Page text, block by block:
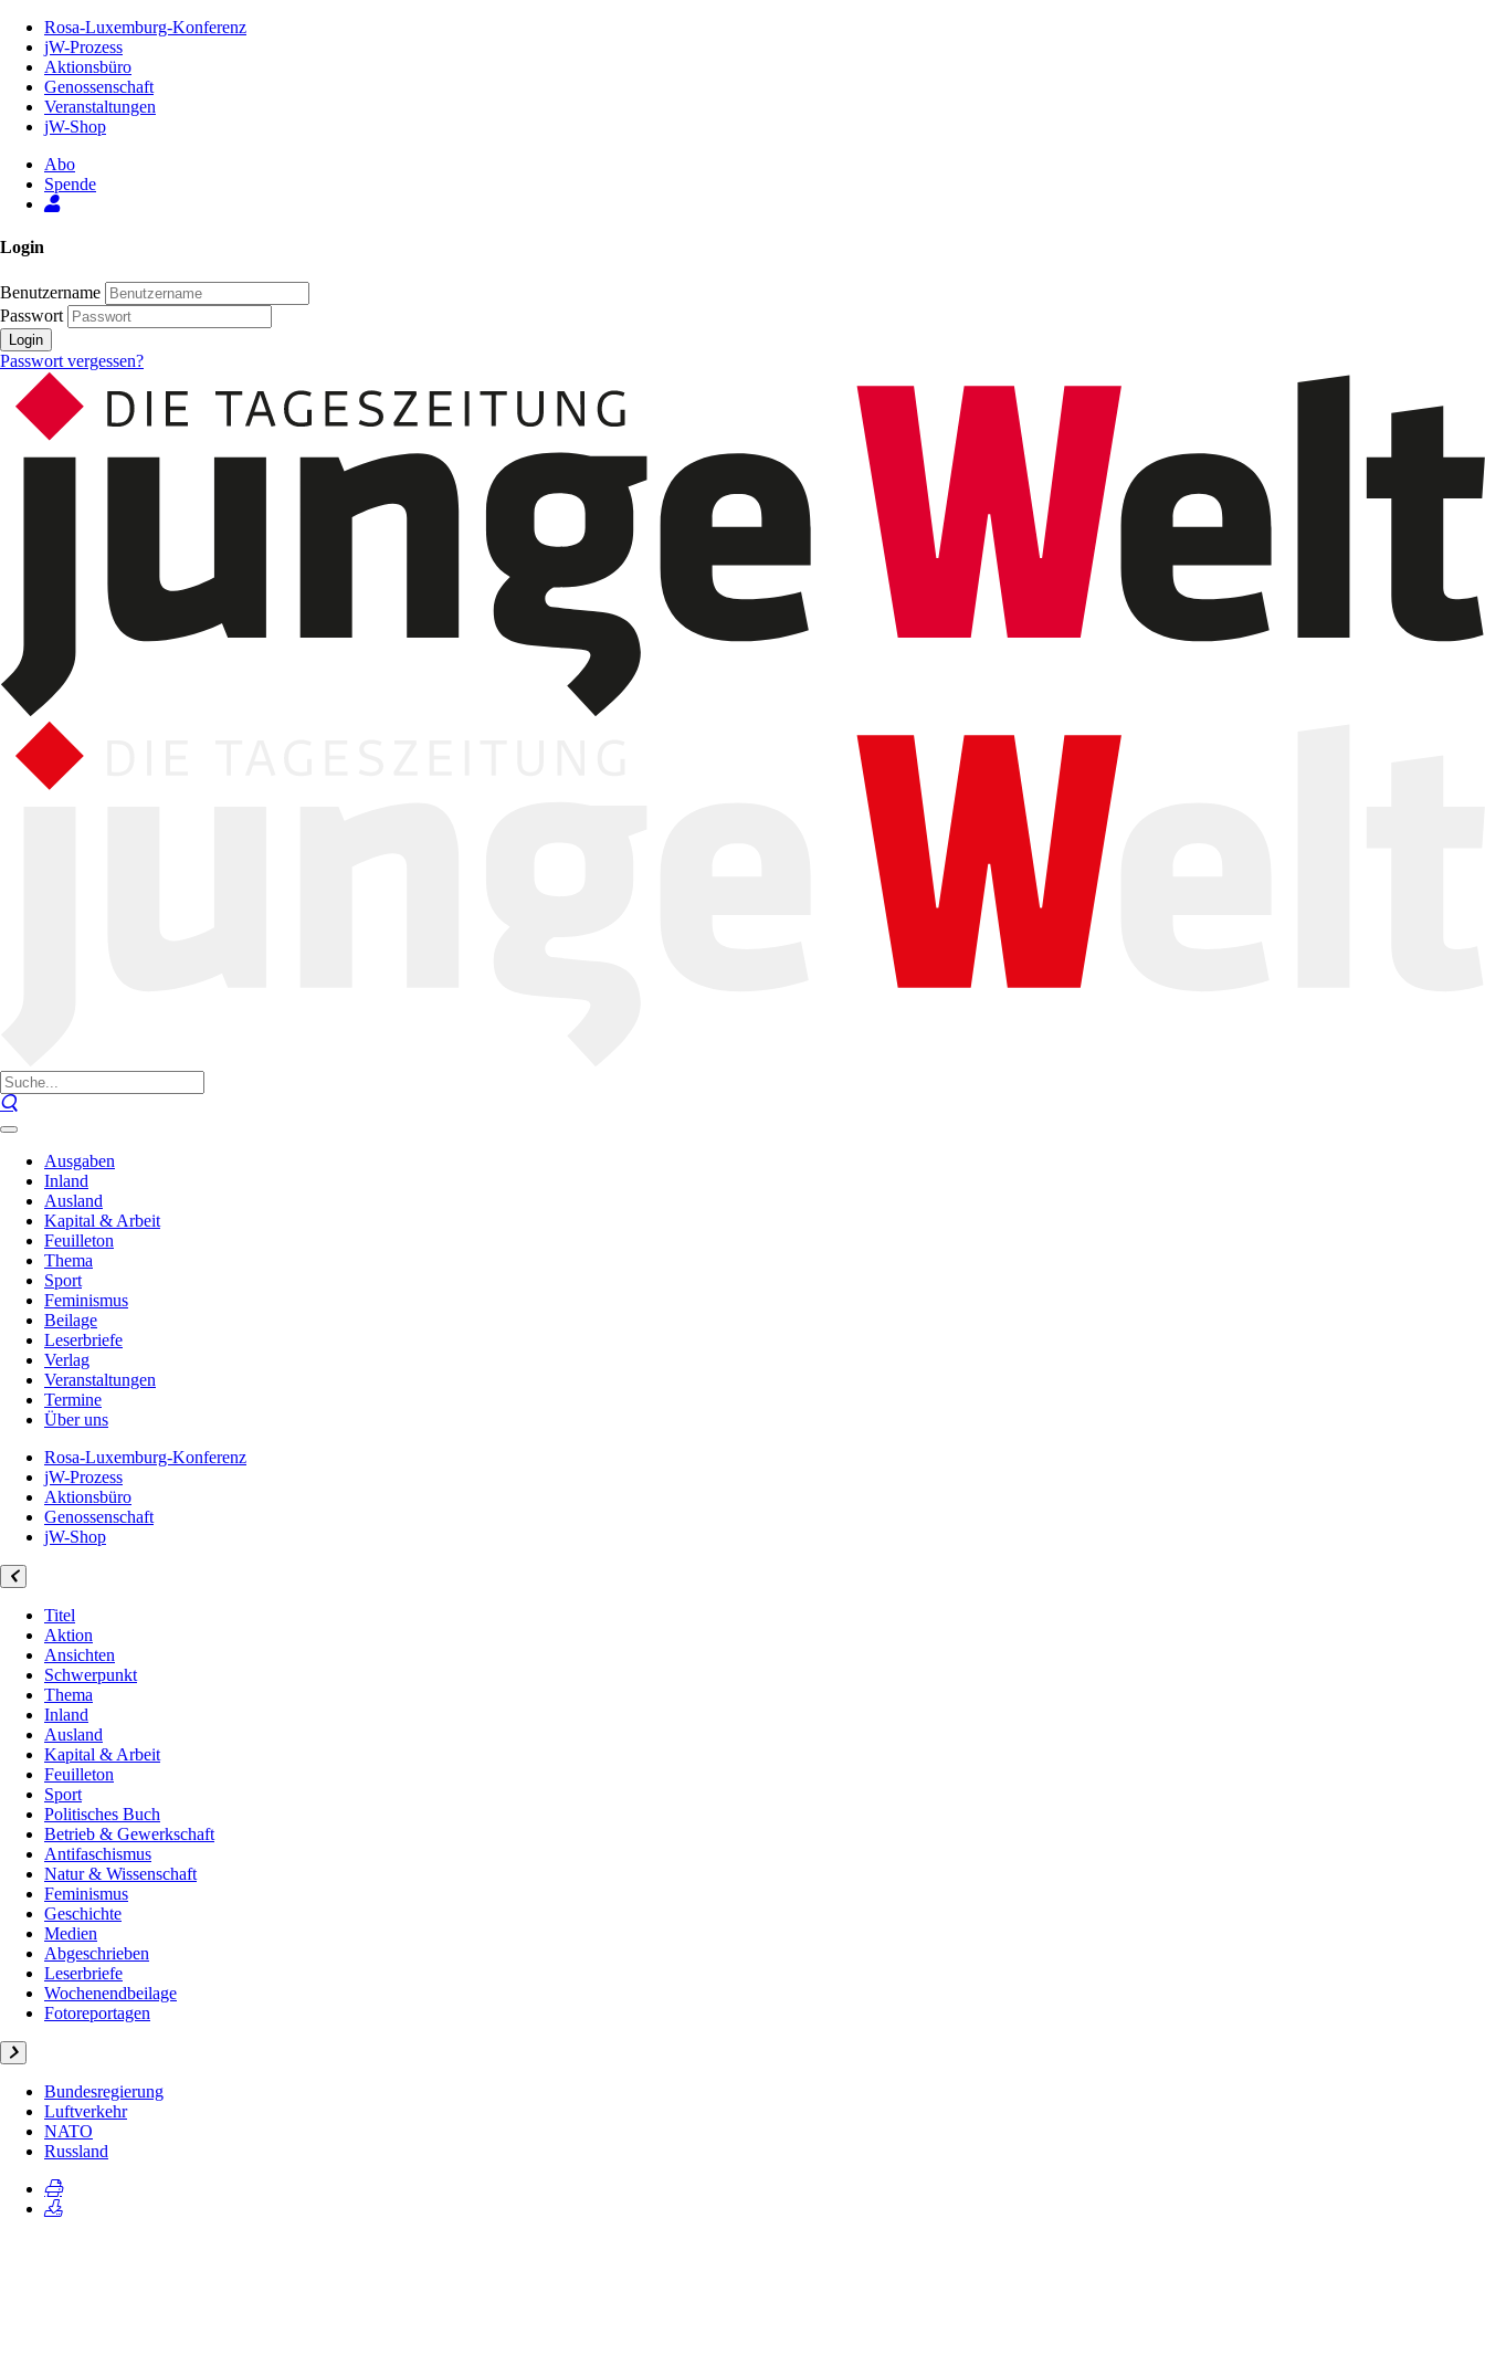
Inhalt
Seite
Rosa-Luxemburg-Konferenz
jW-Prozess
Aktionsbüro
Genossenschaft
Veranstaltungen
jW-Shop
Abo
Spende
Login
Benutzername
Passwort
Login
Passwort vergessen?
Ausgaben
Inland
Ausland
Kapital & Arbeit
Feuilleton
Thema
Sport
Feminismus
Beilage
Leserbriefe
Verlag
Veranstaltungen
Termine
Über uns
Rosa-Luxemburg-Konferenz
jW-Prozess
Aktionsbüro
Genossenschaft
jW-Shop
Titel
Aktion
Ansichten
Schwerpunkt
Thema
Inland
Ausland
Kapital & Arbeit
Feuilleton
Sport
Politisches Buch
Betrieb & Gewerkschaft
Antifaschismus
Natur & Wissenschaft
Feminismus
Geschichte
Medien
Abgeschrieben
Leserbriefe
Wochenendbeilage
Fotoreportagen
Bundesregierung
Luftverkehr
NATO
Russland